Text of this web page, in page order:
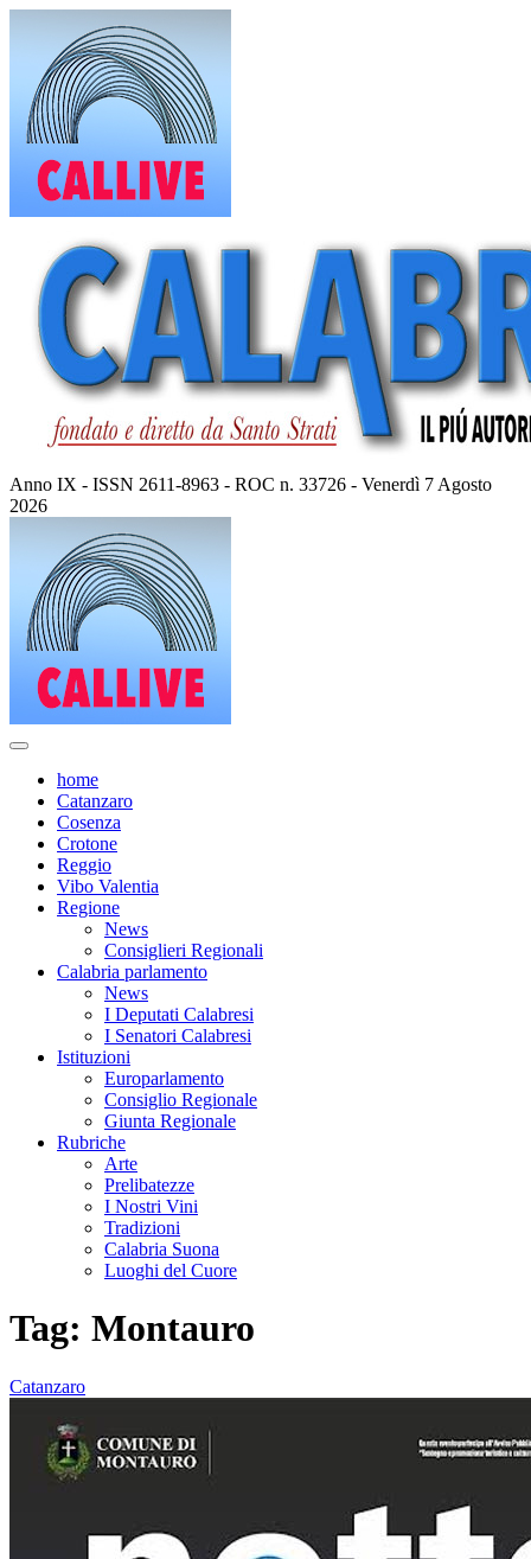
contenuto
Anno IX - ISSN 2611-8963 - ROC n. 33726 - Venerdì 7 Agosto
2026
home
Catanzaro
Cosenza
Crotone
Reggio
Vibo Valentia
Regione
News
Consiglieri Regionali
Calabria parlamento
News
I Deputati Calabresi
I Senatori Calabresi
Istituzioni
Europarlamento
Consiglio Regionale
Giunta Regionale
Rubriche
Arte
Prelibatezze
I Nostri Vini
Tradizioni
Calabria Suona
Luoghi del Cuore
Tag: Montauro
Catanzaro